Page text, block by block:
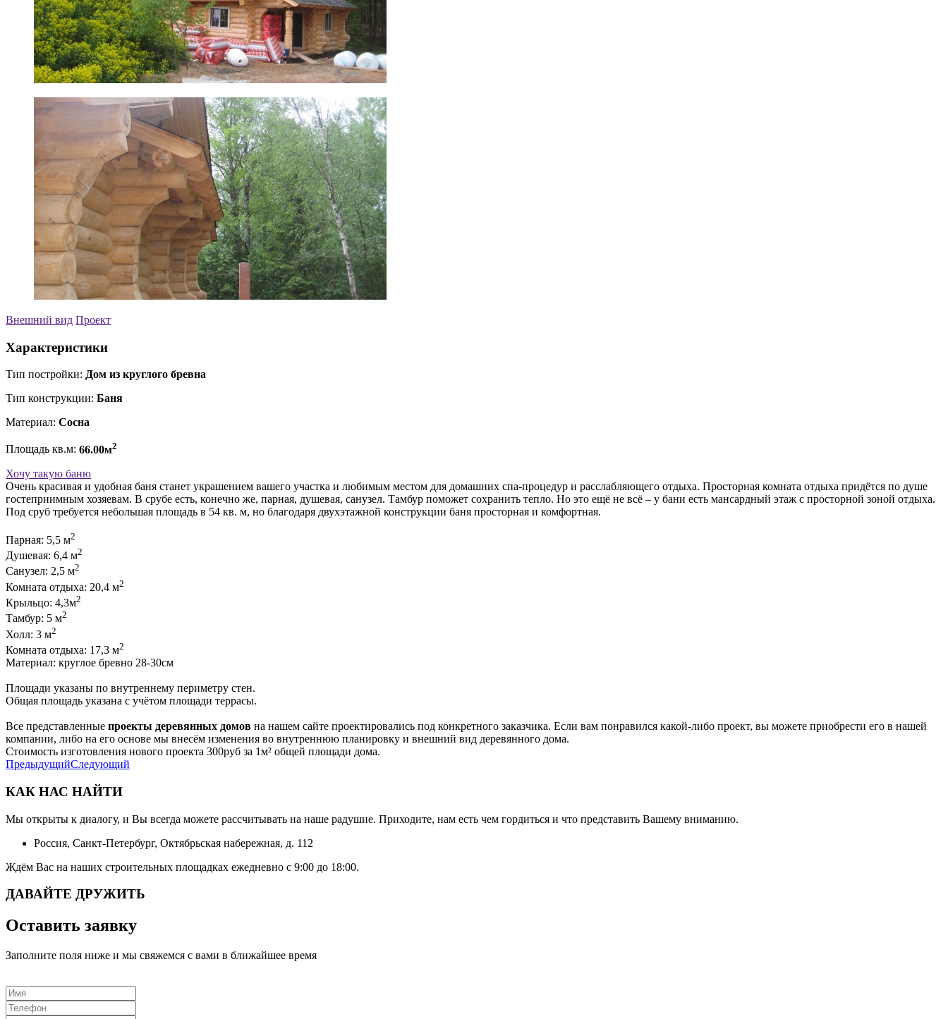
Внешний вид Проект
Характеристики
Тип постройки: Дом из круглого бревна
Тип конструкции: Баня
Материал: Сосна
Площадь кв.м: 66.00м2
Хочу такую баню
Очень красивая и удобная баня станет украшением вашего участка и любимым местом для домашних спа-процедур и расслабляющего отдыха. Просторная комната отдыха придётся по душе
гостеприимным хозяевам. В срубе есть, конечно же, парная, душевая, санузел. Тамбур поможет сохранить тепло. Но это ещё не всё – у бани есть мансардный этаж с просторной зоной отдыха.
Под сруб требуется небольшая площадь в 54 кв. м, но благодаря двухэтажной конструкции баня просторная и комфортная.
Парная: 5,5 м2
Душевая: 6,4 м2
Санузел: 2,5 м2
Комната отдыха: 20,4 м2
Крыльцо: 4,3м2
Тамбур: 5 м2
Холл: 3 м2
Комната отдыха: 17,3 м2
Материал: круглое бревно 28-30см
Площади указаны по внутреннему периметру стен.
Общая площадь указана с учётом площади террасы.
Все представленные проекты деревянных домов на нашем сайте проектировались под конкретного заказчика. Если вам понравился какой-либо проект, вы можете приобрести его в нашей
компании, либо на его основе мы внесём изменения во внутреннюю планировку и внешний вид деревянного дома.
Стоимость изготовления нового проекта 300руб за 1м² общей площади дома.
ПредыдущийСледующий
КАК НАС НАЙТИ
Мы открыты к диалогу, и Вы всегда можете рассчитывать на наше радушие. Приходите, нам есть чем гордиться и что представить Вашему вниманию.
Россия, Санкт-Петербург, Октябрьская набережная, д. 112
Ждём Вас на наших строительных площадках ежедневно с 9:00 до 18:00.
ДАВАЙТЕ ДРУЖИТЬ
Оставить заявку
Заполните поля ниже и мы свяжемся с вами в ближайшее время